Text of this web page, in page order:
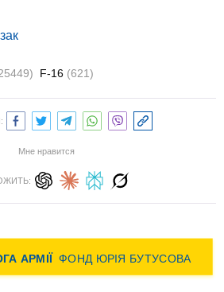
F-16 (621)
Мне нравится